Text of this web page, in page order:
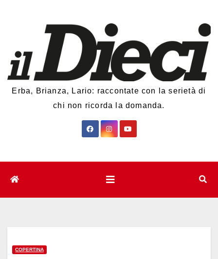
Erba, Brianza, Lario: raccontate con la serietà di
chi non ricorda la domanda.
COPERTINA